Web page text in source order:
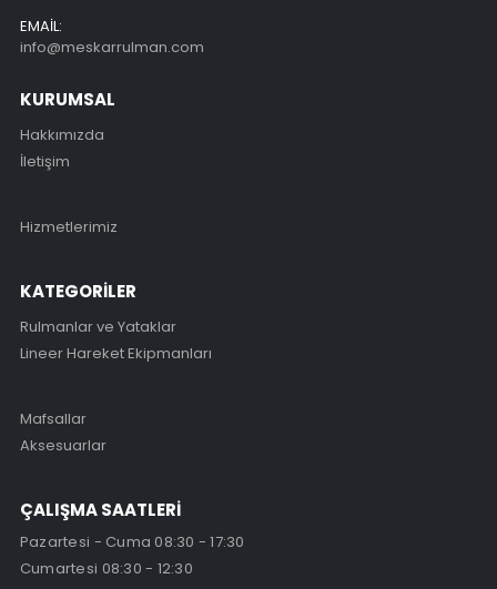
EMAIL:
info@meskarrulman.com
KURUMSAL
Hakkımızda
İletişim
Hizmetlerimiz
KATEGORİLER
Rulmanlar ve Yataklar
Lineer Hareket Ekipmanları
Mafsallar
Aksesuarlar
ÇALIŞMA SAATLERİ
Pazartesi - Cuma 08:30 - 17:30
Cumartesi 08:30 - 12:30